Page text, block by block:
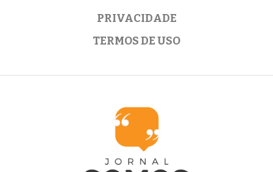
PRIVACIDADE
TERMOS DE USO